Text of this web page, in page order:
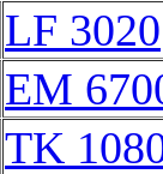
LF 3020
EM
TK